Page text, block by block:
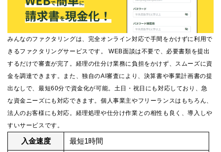
みんなのファクタリングは、完全オンライン対応で手間をかけずに利用で
きるファクタリングサービスです。 WEB面談は不要で、必要書類を提出
するだけで審査が完了。経理の仕分け業務に負担をかけず、スムーズに資
金を調達できます。また、独自のAI審査により、決算書や事業計画書の提
出なしで、最短60分で資金化が可能。土日・祝日にも対応しており、急
な資金ニーズにも対応できます。個人事業主やフリーランスはもちろん、
法人のお客様にも対応。経理処理や仕分け作業との相性も良く、導入しや
すいサービスです。
入金速度 最短1時間